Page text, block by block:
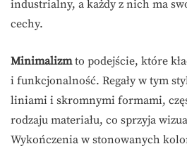
industrialny, a każdy z nich ma
cechy.
Minimalizmto podejście, które
i funkcjonalność. Regały w tym
liniami i skromnymi formami,
rodzaju materiału, co sprzyja
Wykończenia w stonowanych